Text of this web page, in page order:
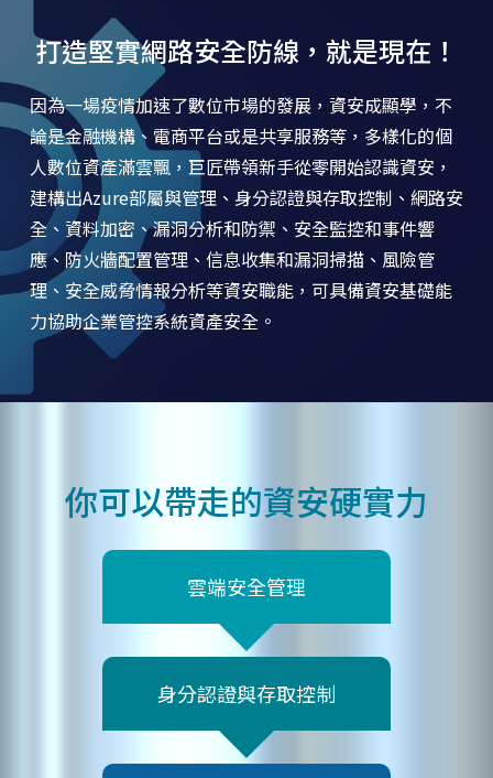
打造堅實網路安全防線，就是現在！
因為一場疫情加速了數位市場的發展，資安成顯學，不
論是金融機構、電商平台或是共享服務等，多樣化的個
人數位資產滿雲飄，巨匠帶領新手從零開始認識資安，
建構出Azure部屬與管理、身分認證與存取控制、網路安
全、資料加密、漏洞分析和防禦、安全監控和事件響
應、防火牆配置管理、信息收集和漏洞掃描、風險管
理、安全威脅情報分析等資安職能，可具備資安基礎能
力協助企業管控系統資產安全。
你可以帶走的資安硬實力
雲端安全管理
身分認證與存取控制